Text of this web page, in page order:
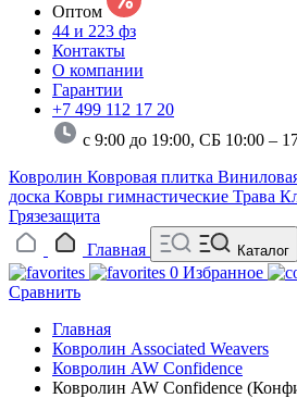
Оптом
44 и 223 фз
Контакты
О компании
Гарантии
+7 499 112 17 20
с 9:00 до 19:00, СБ 10:00 –
Ковролин Ковровая плитка
доска Ковры гимнастические Трава
Грязезащита
Главная
Каталог
0 Избранное
Сравнить
Главная
Ковролин Associated Weavers
Ковролин AW Confidence
Ковролин AW Confidence